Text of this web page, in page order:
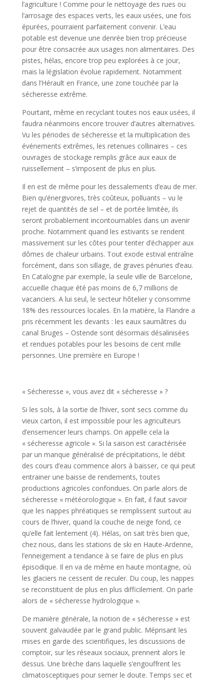
l’agriculture ! Comme pour le nettoyage des rues ou
l’arrosage des espaces verts, les eaux usées, une fois
épurées, pourraient parfaitement convenir. L’eau
potable est devenue une denrée bien trop précieuse
pour être consacrée aux usages non alimentaires. Des
pistes, hélas, encore trop peu explorées à ce jour,
mais la législation évolue rapidement. Notamment
dans l’Hérault en France, une zone touchée par la
sécheresse extrême.
Pourtant, même en recyclant toutes nos eaux usées, il
faudra néanmoins encore trouver d’autres alternatives.
Vu les périodes de sécheresse et la multiplication des
événements extrêmes, les retenues collinaires – ces
ouvrages de stockage remplis grâce aux eaux de
ruissellement – s’imposent de plus en plus.
Il en est de même pour les dessalements d’eau de mer.
Bien qu’énergivores, très coûteux, polluants – vu le
rejet de quantités de sel – et de portée limitée, ils
seront probablement incontournables dans un avenir
proche. Notamment quand les estivants se rendent
massivement sur les côtes pour tenter d’échapper aux
dômes de chaleur urbains. Tout exode estival entraîne
forcément, dans son sillage, de graves pénuries d’eau.
En Catalogne par exemple, la seule ville de Barcelone,
accueille chaque été pas moins de 6,7 millions de
vacanciers. A lui seul, le secteur hôtelier y consomme
18% des ressources locales. En la matière, la Flandre a
pris récemment les devants : les eaux saumâtres du
canal Bruges – Ostende sont désormais désalinisées
et rendues potables pour les besoins de cent mille
personnes. Une première en Europe !
« Sécheresse », vous avez dit « sécheresse » ?
Si les sols, à la sortie de l’hiver, sont secs comme du
vieux carton, il est impossible pour les agriculteurs
d’ensemencer leurs champs. On appelle cela la
« sécheresse agricole ». Si la saison est caractérisée
par un manque généralisé de précipitations, le débit
des cours d’eau commence alors à baisser, ce qui peut
entrainer une baisse de rendements, toutes
productions agricoles confondues. On parle alors de
sécheresse « météorologique ». En fait, il faut savoir
que les nappes phréatiques se remplissent surtout au
cours de l’hiver, quand la couche de neige fond, ce
qu’elle fait lentement (4). Hélas, on sait très bien que,
chez nous, dans les stations de ski en Haute-Ardenne,
l’enneigement a tendance à se faire de plus en plus
épisodique. Il en va de même en haute montagne, où
les glaciers ne cessent de reculer. Du coup, les nappes
se reconstituent de plus en plus difficilement. On parle
alors de « sécheresse hydrologique ».
De manière générale, la notion de « sécheresse » est
souvent galvaudée par le grand public. Méprisant les
mises en garde des scientifiques, les discussions de
comptoir, sur les réseaux sociaux, prennent alors le
dessus. Une brèche dans laquelle s’engouffrent les
climatosceptiques pour semer le doute. Temps sec et